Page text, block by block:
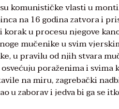
komunističke vlasti u
na 16 godina zatvora i
korak u procesu njegove
mučenike u svim
u pravilu od njih stvara
poraženima i
na miru, zagrebački
u zaborav i jedva bi ga se